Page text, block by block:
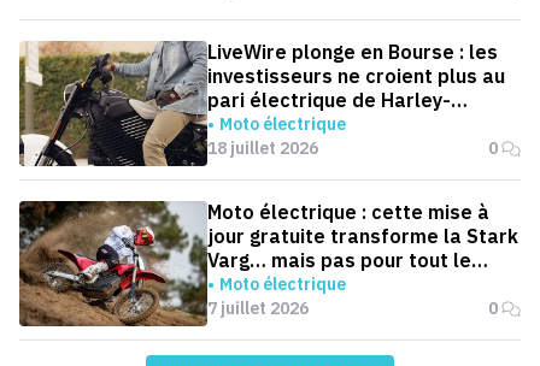
LiveWire plonge en Bourse : les
investisseurs ne croient plus au
pari électrique de Harley-
Davidson
Moto électrique
18 juillet 2026
0
Moto électrique : cette mise à
jour gratuite transforme la Stark
Varg… mais pas pour tout le
monde
Moto électrique
7 juillet 2026
0